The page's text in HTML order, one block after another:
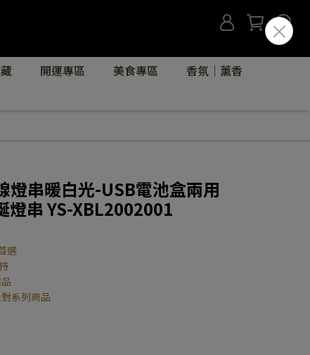
開運專區 美食專區
香氛｜薰香
燈串暖白光-USB電池盒兩用
燈串 YS-XBL2002001
選
系列商品